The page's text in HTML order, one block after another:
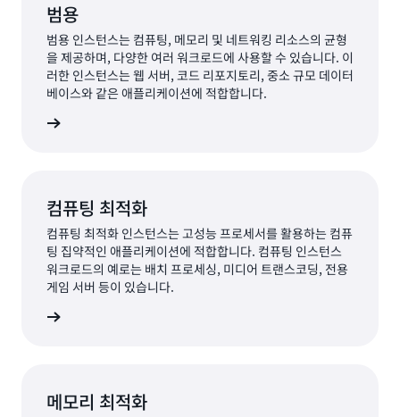
범용
범용 인스턴스는 컴퓨팅, 메모리 및 네트워킹 리소스의 균형
을 제공하며, 다양한 여러 워크로드에 사용할 수 있습니다. 이
러한 인스턴스는 웹 서버, 코드 리포지토리, 중소 규모 데이터
베이스와 같은 애플리케이션에 적합합니다.
컴퓨팅 최적화
컴퓨팅 최적화 인스턴스는 고성능 프로세서를 활용하는 컴퓨
팅 집약적인 애플리케이션에 적합합니다. 컴퓨팅 인스턴스
워크로드의 예로는 배치 프로세싱, 미디어 트랜스코딩, 전용
게임 서버 등이 있습니다.
메모리 최적화